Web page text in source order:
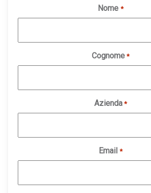
Nome *
Cognome *
Azienda *
Email *